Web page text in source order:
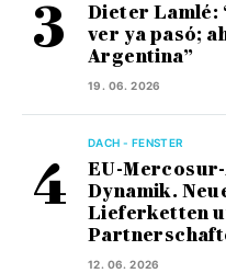
Dieter Lamlé:
ver ya pasó;
Argentina”
19. 06. 2026
DACH - FENSTER
EU-Mercosur-
Dynamik.
Lieferketten
12. 06. 2026